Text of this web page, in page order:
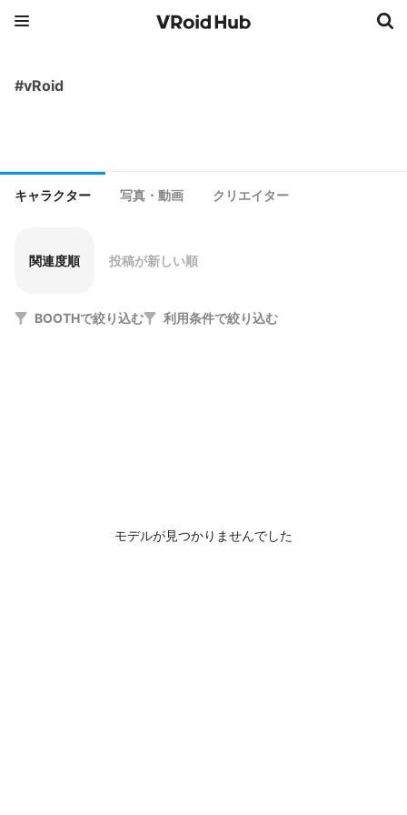
#vRoid
キャラクター 写真・動画 クリエイター
関連度順 投稿が新しい順
BOOTHで絞り込む 利用条件で絞り込む
モデルが見つかりませんでした